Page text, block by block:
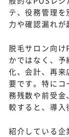
テ、役務管理
力や確認漏れが
脱毛サロン向け
かではなく、
化、会計、再来
要です。特に
務残数や前受
較すると、導入
紹介している企